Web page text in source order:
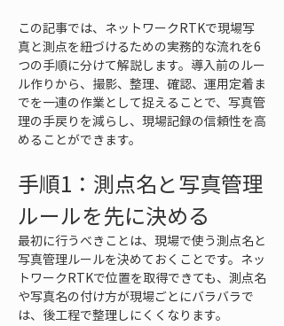
この記事では、ネットワークRTKで現場写
真と測点を紐づけるための実務的な流れを6
つの手順に分けて解説します。導入前のルー
ル作りから、撮影、整理、確認、運用定着ま
でを一連の作業として捉えることで、写真管
理の手戻りを減らし、現場記録の信頼性を高
めることができます。
手順1：測点名と写真管理
ルールを先に決める
最初に行うべきことは、現場で使う測点名と
写真管理ルールを決めておくことです。ネッ
トワークRTKで位置を取得できても、測点名
や写真名の付け方が現場ごとにバラバラで
は、後工程で整理しにくくなります。